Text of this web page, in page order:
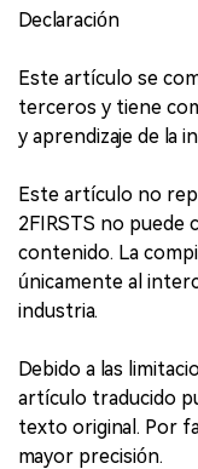
Declaración
Este artículo se
terceros y tiene
y aprendizaje de la
Este artículo no
2FIRSTS no puede
contenido. La
únicamente al
industria.
Debido a las
artículo traducido
texto original. Por
mayor precisión.